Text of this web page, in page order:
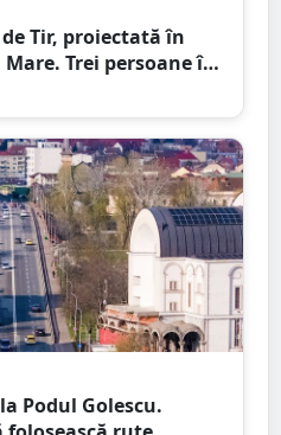
Tir, proiectată în
Trei persoane în
Podul Golescu.